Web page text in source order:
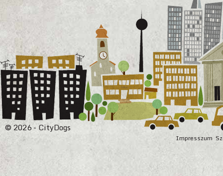
Impresszum
© 2026 - CityDogs